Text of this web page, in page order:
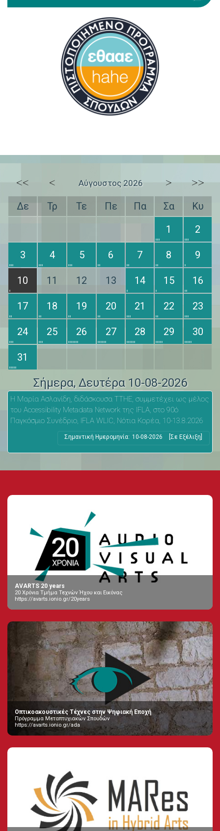
<< < Αύγουστος 2026 > >>
Δε Τρ Τε Πε Πα Σα
Κυ
1
2
3 4 5 6 7 8 9
10 11 12 13 14 15 16
17 18 19 20 21 22 23
24 25 26 27 28 29 30
31
Σήμερα, Δευτέρα 10-08-2026
Η Μαρία Ασλανίδη, διδάσκουσα ΤΤΗΕ, συμμετέχει ως μέλος
του Accessibility Metadata Network της IFLA, στο 90ό
Παγκόσμιο Συνέδριο, IFLA WLIC, Νότια Κορέα, 10-13.8.2026
Σημαντική Ημερομηνία: 10-08-2026 [Σε Εξέλιξη]
AVARTS 20 years
20 Χρόνια Τμήμα Τεχνών Ήχου και Εικόνας
https://avarts.ionio.gr/20years
Οπτικοακουστικές Τέχνες στην Ψηφιακή Εποχή
Πρόγραμμα Μεταπτυχιακών Σπουδών
https://avarts.ionio.gr/ada